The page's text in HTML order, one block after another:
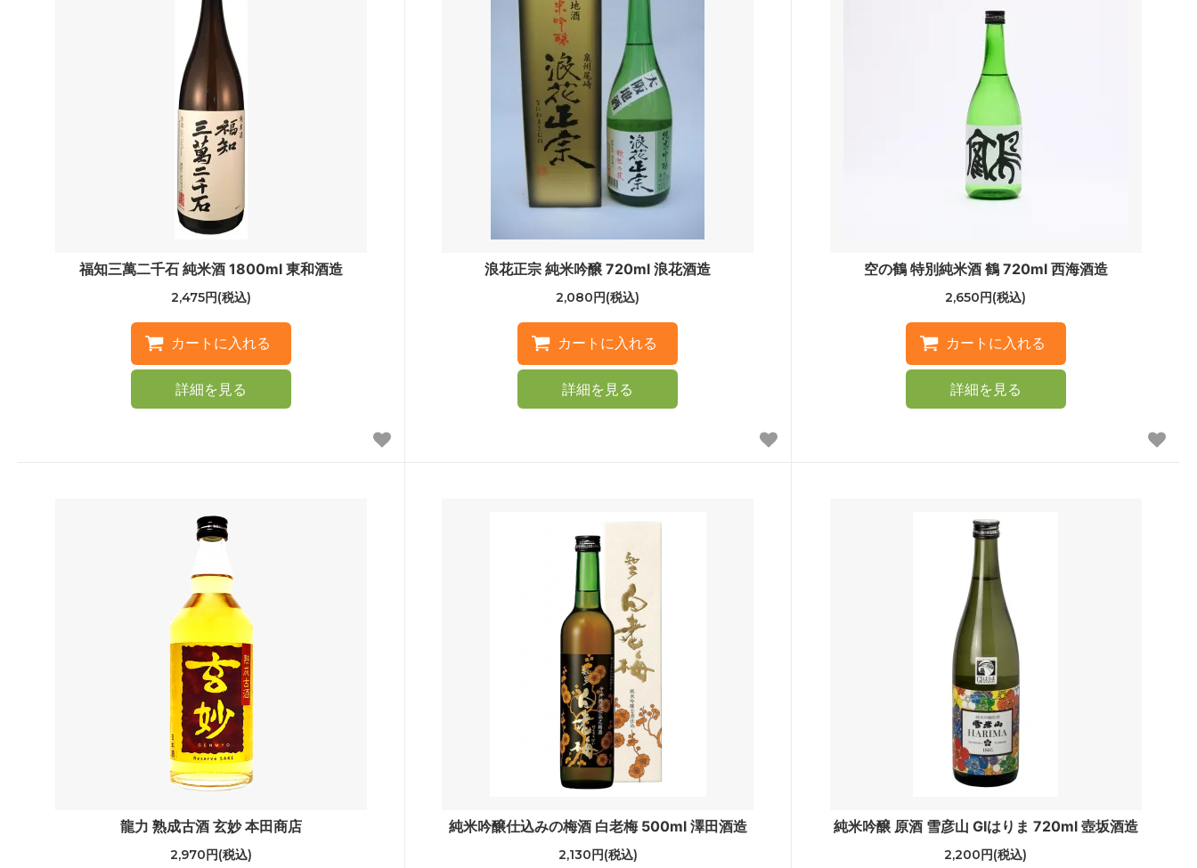
福知三萬二千石 純米酒 1800ml 東和酒造
2,475円(税込)
詳細を見る
浪花正宗 純米吟醸 720ml 浪花酒造
2,080円(税込)
詳細を見る
空の鶴 特別純米酒 鶴 720ml 西海酒造
2,650円(税込)
詳細を見る
龍力 熟成古酒 玄妙 本田商店
2,970円(税込)
純米吟醸仕込みの梅酒 白老梅 500ml 澤田酒造
2,130円(税込)
純米吟醸 原酒 雪彦山 GIはりま 720ml 壺坂酒造
2,200円(税込)